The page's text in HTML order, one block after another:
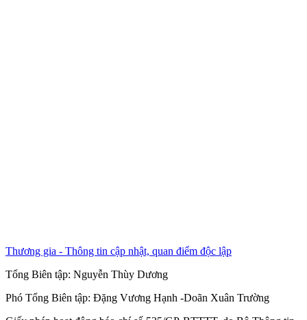
Thương gia - Thông tin cập nhật, quan điểm độc lập
Tổng Biên tập: Nguyễn Thùy Dương
Phó Tổng Biên tập: Đặng Vương Hạnh -Doãn Xuân Trường